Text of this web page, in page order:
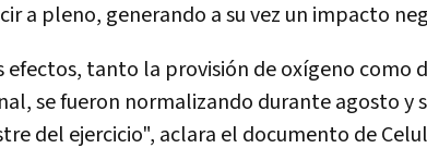
a pleno, generando a su vez un impacto
efectos, tanto la provisión de oxígeno como
se fueron normalizando durante agosto y
del ejercicio", aclara el documento de